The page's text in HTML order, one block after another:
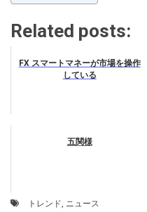
Related posts:
FX スマートマネーが市場を操作
している
五関様
トレンド, ニュース